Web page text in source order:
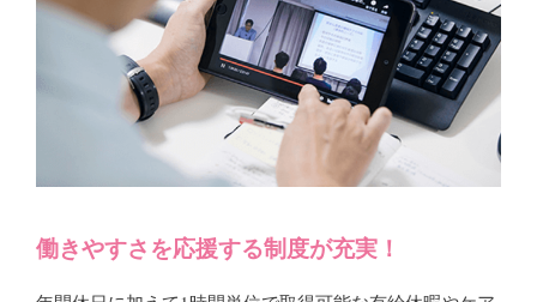
働きやすさを応援する制度が充実！